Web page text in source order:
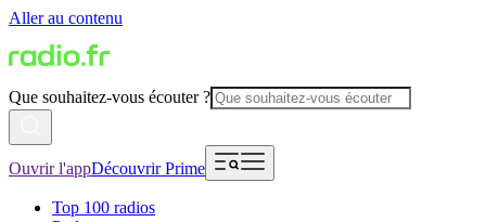
Aller au contenu
Que souhaitez-vous écouter ?
Ouvrir l'appDécouvrir Prime
Top 100 radios